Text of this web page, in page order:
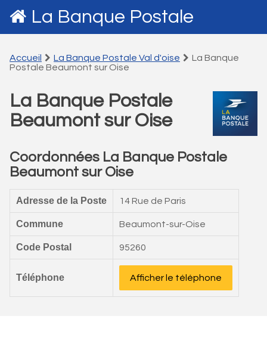
La Banque Postale
Accueil La Banque Postale Val d'oise
La Banque
Postale Beaumont sur Oise
La Banque Postale
Beaumont sur Oise
Coordonnées La Banque Postale
Beaumont sur Oise
Adresse de la Poste 14 Rue de Paris
Commune Beaumont-sur-Oise
Code Postal 95260
Téléphone Afficher le téléphone